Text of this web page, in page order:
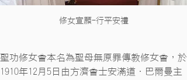
修女宣願-行平安禮
聖功修女會本名為聖母無原罪傳教修女會，於
1910年12月5日由方濟會士安滿道．巴爾曼主